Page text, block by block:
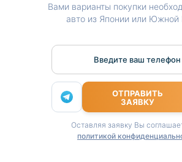
Вами варианты покупки
авто из Японии или Южной
Введите ваш телефон
ОТПРАВИТЬ
ЗАЯВКУ
Оставляя заявку Вы
политикой